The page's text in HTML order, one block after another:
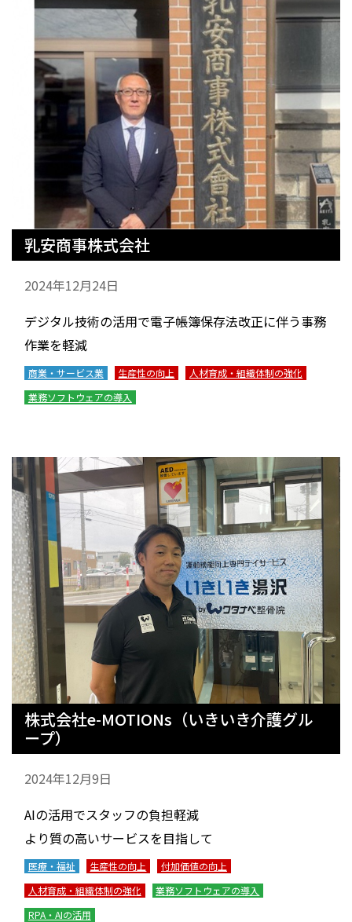
乳安商事株式会社
2024年12月24日
デジタル技術の活用で電子帳簿保存法改正に伴う事務
作業を軽減
商業・サービス業 生産性の向上
人材育成・組織体制の強化
業務ソフトウェアの導入
株式会社e-MOTIONs（いきいき介護グル
ープ）
2024年12月9日
AIの活用でスタッフの負担軽減
より質の高いサービスを目指して
医療・福祉 生産性の向上
付加価値の向上
人材育成・組織体制の強化
業務ソフトウェアの導入
RPA・AIの活用